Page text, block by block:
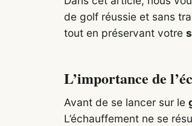
de golf réussie et sans
tout en préservant votre
L’importance de
Avant de se lancer sur le
L’échauffement ne se